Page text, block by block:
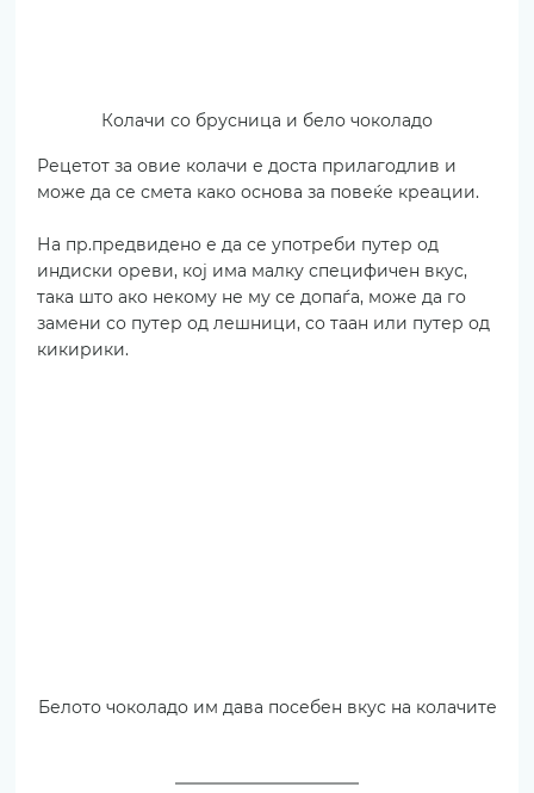
Колачи со брусница и бело чоколадо
Рецетот за овие колачи е доста прилагодлив и
може да се смета како основа за повеќе креации.
На пр.предвидено е да се употреби путер од
индиски ореви, кој има малку специфичен вкус,
така што ако некому не му се допаѓа, може да го
замени со путер од лешници, со таан или путер од
кикирики.
Белото чоколадо им дава посебен вкус на колачите